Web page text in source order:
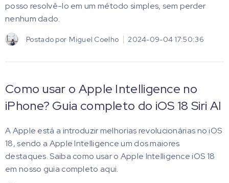
posso resolvê-lo em um método simples, sem perder
nenhum dado.
Postado por Miguel Coelho 2024-09-04 17:50:36
Como usar o Apple Intelligence no
iPhone? Guia completo do iOS 18 Siri AI
A Apple está a introduzir melhorias revolucionárias no iOS
18, sendo a Apple Intelligence um dos maiores
destaques. Saiba como usar o Apple Intelligence iOS 18
em nosso guia completo aqui.